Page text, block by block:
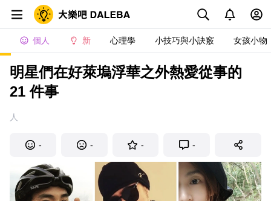
個人 新 心理學 小技巧與小訣竅 女孩小物
明星們在好萊塢浮華之外熱愛從事的
21 件事
人
- - - -